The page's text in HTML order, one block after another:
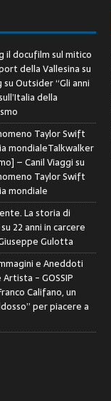
il docufilm sul mitico
della Vallesinasu
Outsider “Gli anni
della
Taylor Swift
mondialeTalkwalker
– Canil Viaggisu
Taylor Swift
mondiale
La storia di
su 22 anni in carcere
Gulotta
e Aneddoti
- GOSSIP
Califano, un
per piacere a